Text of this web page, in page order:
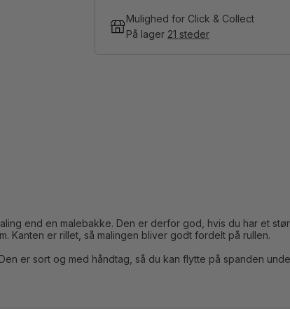
Mulighed for Click & Collect
På lager 21 steder
end en malebakke. Den er derfor god, hvis du har et
Kanten er rillet, så malingen bliver godt fordelt på rullen.
er sort og med håndtag, så du kan flytte på spanden